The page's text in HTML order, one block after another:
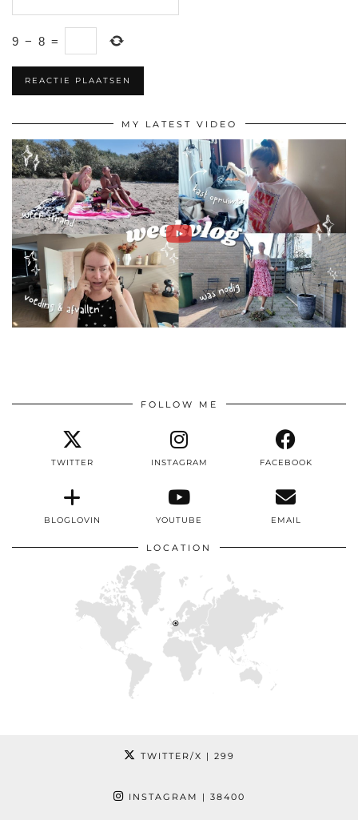
9 − 8 =
MY LATEST VIDEO
FOLLOW ME
TWITTER INSTAGRAM FACEBOOK
BLOGLOVIN YOUTUBE EMAIL
LOCATION
TWITTER/X | 299
INSTAGRAM | 38400